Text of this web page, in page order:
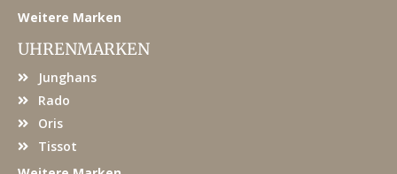
Weitere Marken
UHRENMARKEN
Junghans
Rado
Oris
Tissot